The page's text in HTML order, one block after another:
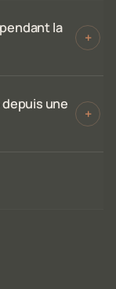
la
+
une
+